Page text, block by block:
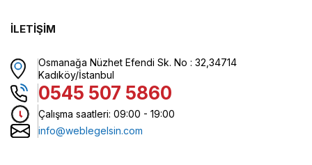
İLETİŞİM
Osmanağa Nüzhet Efendi Sk. No : 32,34714
Kadıköy/İstanbul
0545 507 5860
Çalışma saatleri: 09:00 - 19:00
info@weblegelsin.com